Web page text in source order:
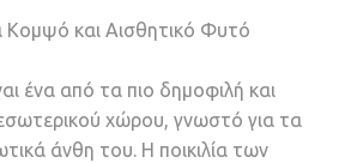
Κομψό και Αισθητικό Φυτό
ένα από τα πιο δημοφιλή και
χώρου, γνωστό για τα
άνθη του. Η ποικιλία των